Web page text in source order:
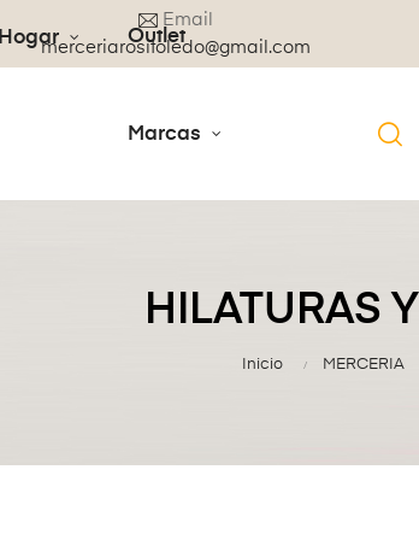
Email
merceriarositoledo@gmail.com
Hogar Outlet
Marcas
HILATURAS
Inicio MERCERIA